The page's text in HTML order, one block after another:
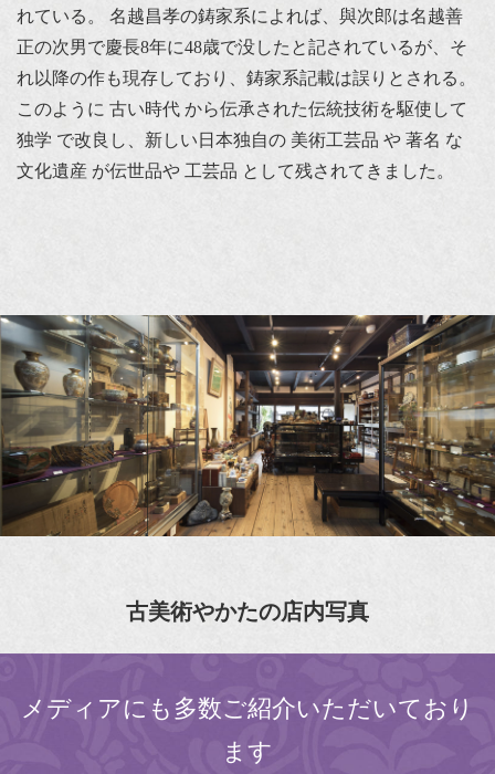
れている。 名越昌孝の鋳家系によれば、與次郎は名越善
正の次男で慶長8年に48歳で没したと記されているが、そ
れ以降の作も現存しており、鋳家系記載は誤りとされる。
このように 古い時代 から伝承された伝統技術を駆使して
独学 で改良し、新しい日本独自の 美術工芸品 や 著名 な
文化遺産 が伝世品や 工芸品 として残されてきました。
古美術やかたの店内写真
メディアにも多数ご紹介いただいており
ます